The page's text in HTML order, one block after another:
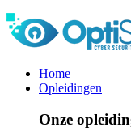
Home
Opleidingen
Onze